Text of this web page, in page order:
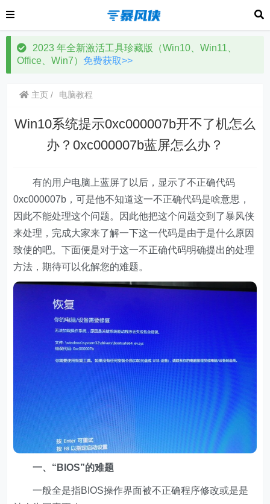
2023 年全新激活工具珍藏版（Win10、Win11、
Office、Win7） 免费获取>>
主页 电脑教程
Win10系统提示0xc000007b开不了机怎么
办？0xc000007b蓝屏怎么办？
有的用户电脑上蓝屏了以后，显示了不正确代码
0xc000007b，可是他不知道这一不正确代码是啥意思，
因此不能处理这个问题。因此他把这个问题交到了暴风侠
来处理，完成大家来了解一下这一代码是由于是什么原因
致使的吧。下面便是对于这一不正确代码明确提出的处理
方法，期待可以化解您的难题。
一、“BIOS”的难题
一般全是指BIOS操作界面被不正确程序修改或是是